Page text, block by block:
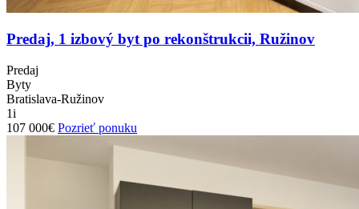
Predaj, 1 izbový byt po rekonštrukcii, Ružinov
Predaj
Byty
Bratislava-Ružinov
1i
107 000€ Pozrieť ponuku